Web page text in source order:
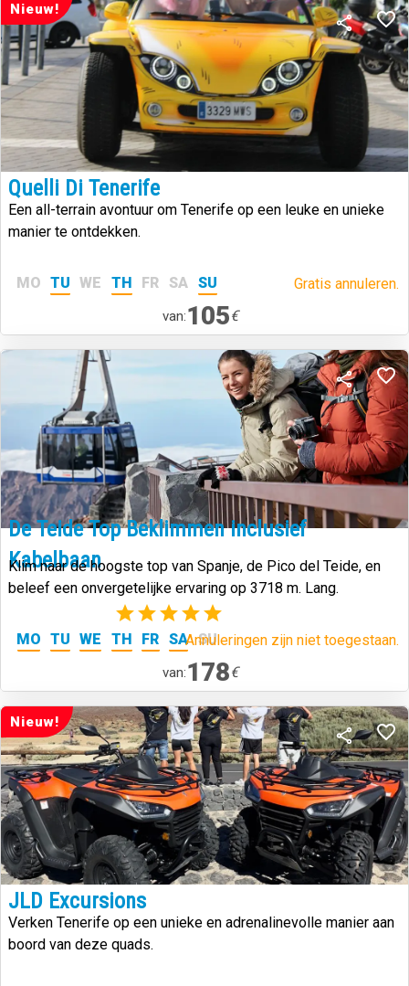
Nieuw!
Quelli Di Tenerife
Een all-terrain avontuur om Tenerife op een leuke en unieke
manier te ontdekken.
MO TU WE TH FR SA SU Gratis annuleren.
van:105€
De Teide Top Beklimmen inclusief
Kabelbaan
Klim naar de hoogste top van Spanje, de Pico del Teide, en
beleef een onvergetelijke ervaring op 3718 m. Lang.
(2)
MO TU WE TH FR SA SU
Annuleringen zijn niet toegestaan.
van:178€
Nieuw!
JLD Excursions
Verken Tenerife op een unieke en adrenalinevolle manier aan
boord van deze quads.